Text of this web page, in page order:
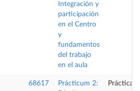
Integración y
participación
en el Centro
y
fundamentos
del trabajo
en el aula
68617
Prácticum 2:
Prácticas